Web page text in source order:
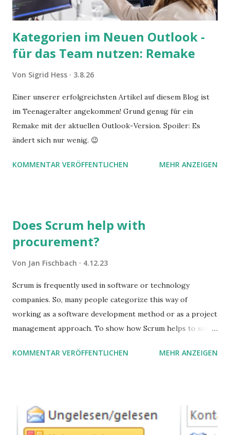
Kategorien im Neuen Outlook -
für das Team nutzen: Remake
Von Sigrid Hess 3.8.26
Einer unserer erfolgreichsten Artikel auf diesem Blog ist
im Teenageralter angekommen! Grund genug für ein
Remake mit der aktuellen Outlook-Version. Spoiler: Es
ändert sich nur wenig. 😉
KOMMENTAR VERÖFFENTLICHEN MEHR ANZEIGEN
Does Scrum help with
procurement?
Von Jan Fischbach 4.12.23
Scrum is frequently used in software or technology
companies. So, many people categorize this way of
working as a software development method or as a project
management approach. To show how Scrum helps to solve
processes.
KOMMENTAR VERÖFFENTLICHEN MEHR ANZEIGEN